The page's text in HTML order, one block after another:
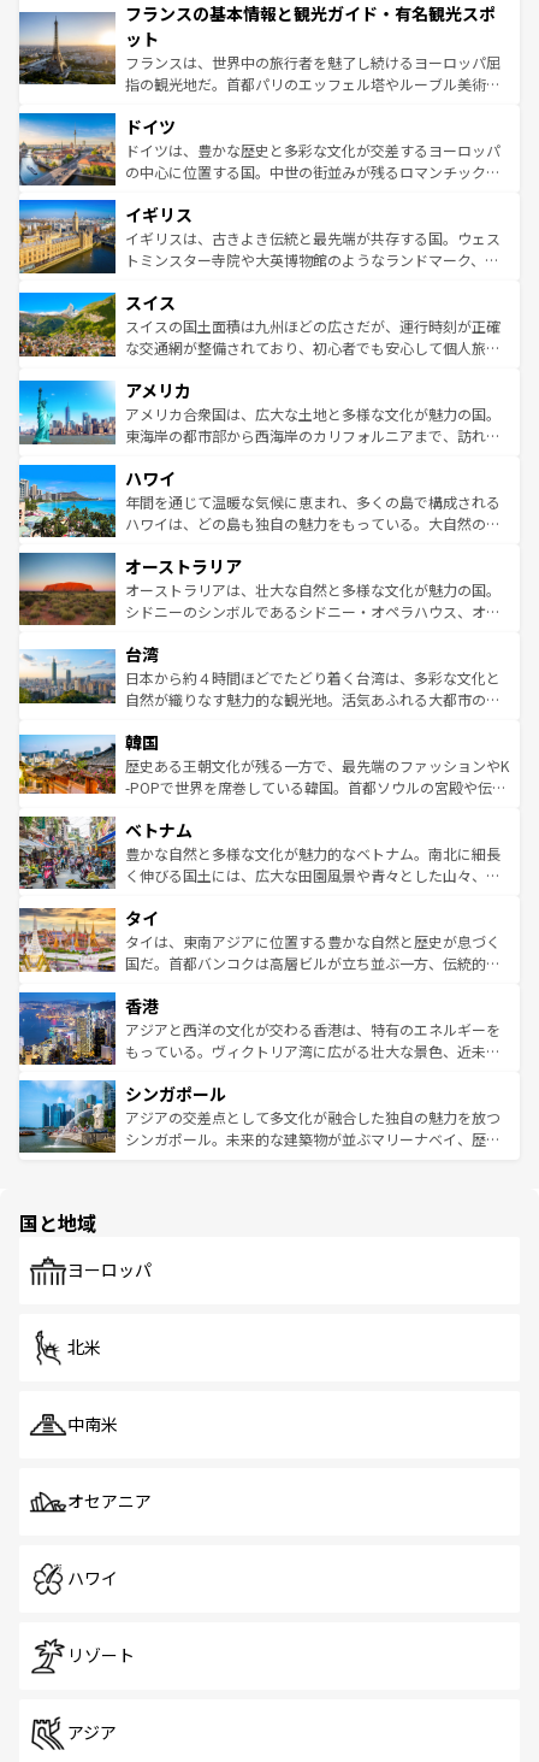
ませてくれるイタリアで、忘れられない旅をしてみよう！
なお、新着のイタリア情報は
しい。
文化が根付くこの国では、情熱的なフラメンコ、熱気あふ
れる闘牛、そして美味しいタパスが生活の一部となってい
る。首都マドリードの洗練された雰囲気や、バルセロナの
アートに溢れた街角から、地方では古代ローマ遺跡や中世
せる。地方によって風土や気候が異なるスペインはその個
性で訪れる人を魅了する。 なお、新着のスペイン情報は コ
ンテンツ一覧を参照してほしい。
フランスの基本情報と観光ガイド・有名観光スポ
ット
フランスは、世界中の旅行者を魅了し続けるヨーロッパ屈
指の観光地だ。首都パリのエッフェル塔やルーブル美術館
で、幅広い魅力が詰まっている。華麗な宮殿、歴史的な大
聖堂、美しいビーチ、そして豊かな自然が、訪れる者を心
から魅了する。また、フランスは美食の国としても知ら
いる。シャンパンの発祥地であるランス、プロヴァンスの
香り高いラベンダー畑など、多彩な楽しみ方が可能だ。さ
らに、パリ以外の地域にも魅力が溢れており、どの街角に
れる地方に足を運ぶとそれぞれで全く異なる文化を体験で
きるだろう。 なお、新着のフランス情報はコンテンツ一覧
を参照してほしい。
ドイツ
ドイツは、豊かな歴史と多彩な文化が交差するヨーロッパ
の中心に位置する国。中世の街並みが残るロマンチック街
顔を持つこの国は、どこを歩いても飽きることがない。ベ
ルリンの文化的活気、バイエルン州のアルプスの絶景、そ
してライン川沿いのワイン畑といった風景は必見。ビール
は、お酒好きな人にはぜひ体験してほしい。 なお、新着の
ドイツ情報はコンテンツ一覧を参照してほしい。
イギリス
イギリスは、古きよき伝統と最先端が共存する国。ウェス
トミンスター寺院や大英博物館のようなランドマーク、歴
リアごとに異なる魅力がある。また、優雅なアフタヌーン
ティー、ビール好きにはたまらない英国パブ、サッカー観
戦など、本場だからこそできる体験も豊富。イギリスを旅
ンツ一覧を参照してほしい。
スイス
スイスの国土面積は九州ほどの広さだが、運行時刻が正確
な交通網が整備されており、初心者でも安心して個人旅行
の建物がそのまま残る町や、スイスならではのユニークな
博物館もあり、アルプス観光だけでなく町歩きも満喫する
ことができる。国民の所得が高いため物価も高いが、旅行
ば市内交通費無料で観光を楽しむこともできる。 なお、新
着のスイス情報はコンテンツ一覧 を参照してほしい。
アメリカ
アメリカ合衆国は、広大な土地と多様な文化が魅力の国。
東海岸の都市部から西海岸のカリフォルニアまで、訪れる
のような巨大都市は、観光、ショッピング、エンターテイ
ンメントが詰まった刺激的なスポットだ。一方、アメリカ
西部には大自然が広がり、グランドキャニオンやイエロー
部のニューオーリンズでは、音楽と美食が融合した独特の
文化が魅力。旅行者はアメリカの各地域で異なる魅力を楽
しみながら、その多様性と豊かな歴史を感じることができ
ならではの贅沢な旅のスタイルだ。 なお、新着のアメリカ
情報はコンテンツ一覧を参照してほしい。
ハワイ
年間を通じて温暖な気候に恵まれ、多くの島で構成される
ハワイは、どの島も独自の魅力をもっている。大自然の神
ワイ島は見逃せない。また、定番の観光地といえばオアフ
島だが、静かな自然を求めるならマウイ島やカウアイ島が
おすすめ。エメラルドグリーンに輝く海をはじめ、豊かな
れるおもてなしの心で訪れる人々を迎えてくれるハワイの
人々、おいしいローカルフードやハワイアンミュージッ
ク、伝統的なフラダンスなど、すべてがハワイの魅力を彩
ワイを、存分に味わってほしい。 なお、新着のハワイ情報
はコンテンツ一覧を参照してほしい。
オーストラリア
オーストラリアは、壮大な自然と多様な文化が魅力の国。
シドニーのシンボルであるシドニー・オペラハウス、オー
リアリーフや大陸中央部にそびえるウルル（エアーズロッ
ク）、タスマニアの美しい原生林やケアンズの熱帯雨林な
ど、見どころがたくさん。また、カフェやワイン、オージ
いる。アクティビティも充実しており、サーフィンやダイ
ビング、ハイキングなど、アウトドア好きにはたまらな
い。オーストラリアの多彩な魅力を存分に味わいつくそ
参照してほしい。
台湾
日本から約４時間ほどでたどり着く台湾は、多彩な文化と
自然が織りなす魅力的な観光地。活気あふれる大都市の台
ン）、静ひつな山岳地帯である台湾東部など、都市の喧騒
と山間の静けさが共存しており、訪れる人に新しい発見と
驚きをもたらしてくれる。また、奥深い台湾の食文化も魅
容にもいいと評判のスイーツなど、バラエティ豊かな料理
が味わえる。 なお、新着の台湾情報は コンテンツ一覧を参
照してほしい。
韓国
歴史ある王朝文化が残る一方で、最先端のファッションやK
-POPで世界を席巻している韓国。首都ソウルの宮殿や伝統
き、地方に足を延ばせば四季折々の自然美を楽しむことが
できる。そして、キムチや焼肉、絶品のストリートフード
まで、さまざまな韓国料理が待っている。夜には、韓国な
リティに包まれながら、韓国の多彩な魅力を心ゆくまで味
わってみてほしい。 なお、新着の韓国情報はコンテンツ一
覧を参照してほしい。
ベトナム
豊かな自然と多様な文化が魅力的なベトナム。南北に細長
く伸びる国土には、広大な田園風景や青々とした山々、世
急速な発展と共に伝統が息づく。ハノイの古い町並みやホ
ーチミン市のフランス統治時代の建物も、独特の雰囲気を
醸し出している。また、バラエティの豊かさとおいしさで
とつ。フォーやバインミー、ベトナムコーヒーなどは、ぜ
ひ現地で味わいたい。どの地域を訪れてもあたたかい人々
が旅行者を迎えてくれるので、きっと忘れられない旅にな
参照してほしい。
タイ
タイは、東南アジアに位置する豊かな自然と歴史が息づく
国だ。首都バンコクは高層ビルが立ち並ぶ一方、伝統的な
の活気が交差している。北部ではチェンマイなどの山岳地
帯で自然と触れ合い、南部ではプーケットやクラビの美し
いビーチでリゾート気分を楽しむことができる。タイ料理
激する。気候は一年中温暖で、どの季節にも異なる楽しみ
が待っている。親しみやすいタイの人々、仏教を中心とし
た文化、そして多様な観光資源が、訪れる旅人を魅了し続
香港
アジアと西洋の文化が交わる香港は、特有のエネルギーを
もっている。ヴィクトリア湾に広がる壮大な景色、近未来
み、どこを訪れても感動するはず。観光スポットが密集し
ており、効率よく見どころを回れるのも魅力。息をのむよ
うな絶景から文化的な体験まで、香港を存分に楽しみ尽く
シンガポール
アジアの交差点として多文化が融合した独自の魅力を放つ
シンガポール。未来的な建築物が並ぶマリーナベイ、歴史
で、ホーカーズは地元の風情を楽しめる外せないスポット
国と地域
ヨーロッパ
北米
中南米
オセアニア
ハワイ
リゾート
アジア